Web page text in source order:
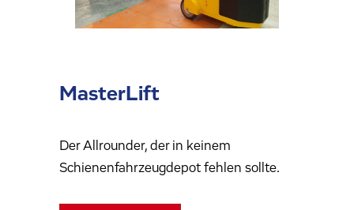
MasterLift
Der Allrounder, der in keinem
Schienenfahrzeugdepot fehlen sollte.